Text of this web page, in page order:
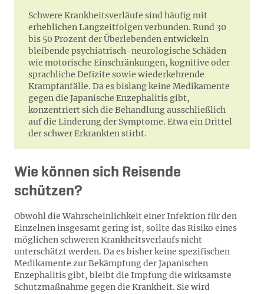
Schwere Krankheitsverläufe sind häufig mit
erheblichen Langzeitfolgen verbunden. Rund 30
bis 50 Prozent der Überlebenden entwickeln
bleibende psychiatrisch-neurologische Schäden
wie motorische Einschränkungen, kognitive oder
sprachliche Defizite sowie wiederkehrende
Krampfanfälle. Da es bislang keine Medikamente
gegen die Japanische Enzephalitis gibt,
konzentriert sich die Behandlung ausschließlich
auf die Linderung der Symptome. Etwa ein Drittel
der schwer Erkrankten stirbt.
Wie können sich Reisende
schützen?
Obwohl die Wahrscheinlichkeit einer Infektion für den
Einzelnen insgesamt gering ist, sollte das Risiko eines
möglichen schweren Krankheitsverlaufs nicht
unterschätzt werden. Da es bisher keine spezifischen
Medikamente zur Bekämpfung der Japanischen
Enzephalitis gibt, bleibt die Impfung die wirksamste
Schutzmaßnahme gegen die Krankheit. Sie wird